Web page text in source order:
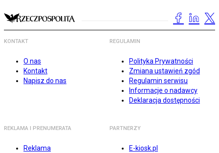
KONTAKT
O nas
Kontakt
Napisz do nas
REGULAMIN
Polityka Prywatności
Zmiana ustawień zgód
Regulamin serwisu
Informacje o nadawcy
Deklaracja dostępności
REKLAMA I PRENUMERATA
Reklama
PARTNERZY
E-kiosk.pl